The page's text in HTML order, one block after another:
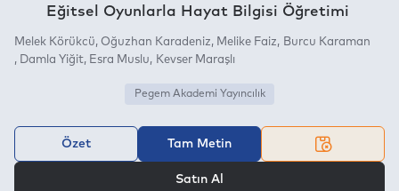
Eğitsel Oyunlarla Hayat Bilgisi Öğretimi
Melek Körükcü Oğuzhan Karadeniz Melike Faiz
Burcu Karaman
Damla Yiğit
Esra Muslu Kevser Maraşlı
Pegem Akademi Yayıncılık
Özet Tam Metin
Satın Al